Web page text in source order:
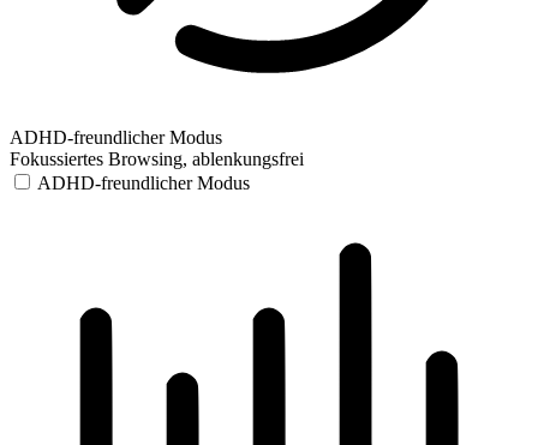
ADHD-freundlicher Modus
Fokussiertes Browsing, ablenkungsfrei
ADHD-freundlicher Modus